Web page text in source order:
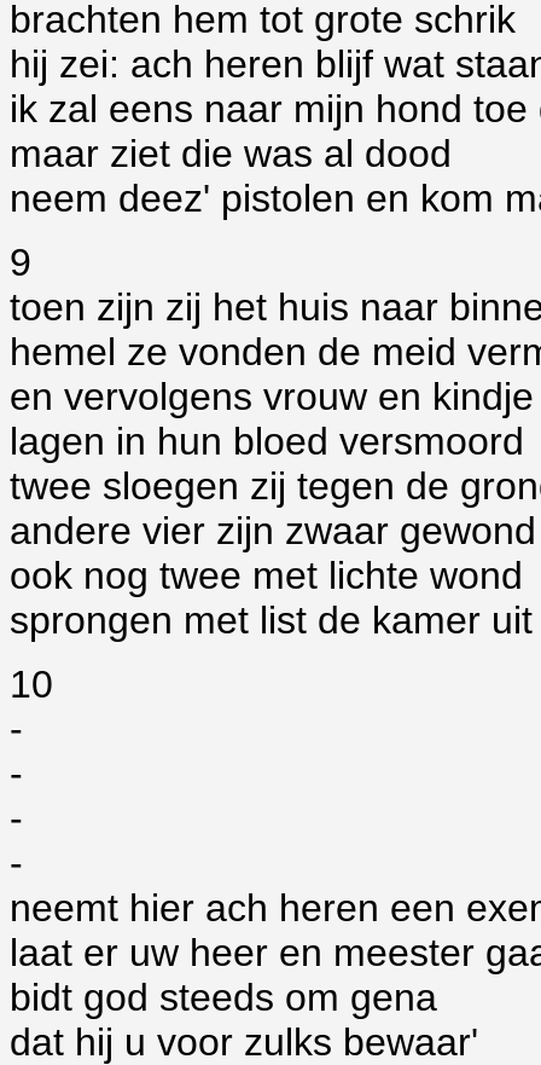
brachten hem tot grote schrik
hij zei: ach heren blijf wat
ik zal eens naar mijn hond toe
maar ziet die was al dood
neem deez' pistolen en kom
9
toen zijn zij het huis naar
hemel ze vonden de meid
en vervolgens vrouw en kindje
lagen in hun bloed versmoord
twee sloegen zij tegen de
andere vier zijn zwaar gewond
ook nog twee met lichte wond
sprongen met list de kamer uit
10
-
-
-
-
neemt hier ach heren een
laat er uw heer en meester
bidt god steeds om gena
dat hij u voor zulks bewaar'